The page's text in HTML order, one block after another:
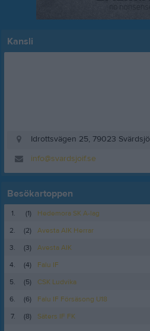
Kansli
Idrottsvägen 25, 79023 Svärdsjö
info@svardsjoif.se
Besökartoppen
1. (1)
Hedemora SK A-lag
2.
(2)
Avesta AIK Herrar
3.
(3)
Avesta AIK
4.
(4)
Falu IF
5.
(5)
CSK Ludvika
6.
(6)
Falu IF Försäsong U18
7.
(8)
Säters IF FK